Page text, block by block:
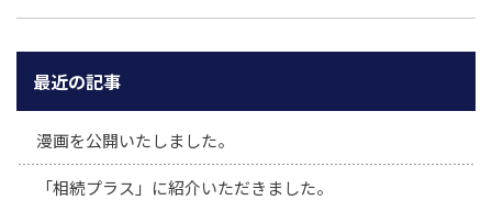
最近の記事
漫画を公開いたしました。
「相続プラス」に紹介いただきました。